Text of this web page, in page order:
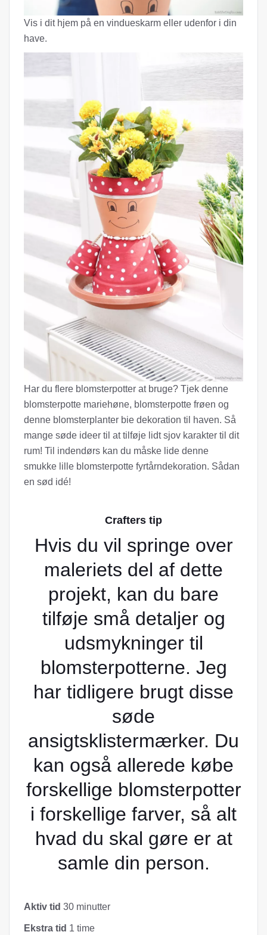
Vis i dit hjem på en vindueskarm eller udenfor i din
have.
Har du flere blomsterpotter at bruge? Tjek denne
blomsterpotte mariehøne, blomsterpotte frøen og
denne blomsterplanter bie dekoration til haven. Så
mange søde ideer til at tilføje lidt sjov karakter til dit
rum! Til indendørs kan du måske lide denne
smukke lille blomsterpotte fyrtårndekoration. Sådan
en sød idé!
Crafters tip
Hvis du vil springe over
maleriets del af dette
projekt, kan du bare
tilføje små detaljer og
udsmykninger til
blomsterpotterne. Jeg
har tidligere brugt disse
søde
ansigtsklistermærker. Du
kan også allerede købe
forskellige blomsterpotter
i forskellige farver, så alt
hvad du skal gøre er at
samle din person.
Aktiv tid 30 minutter
Ekstra tid 1 time